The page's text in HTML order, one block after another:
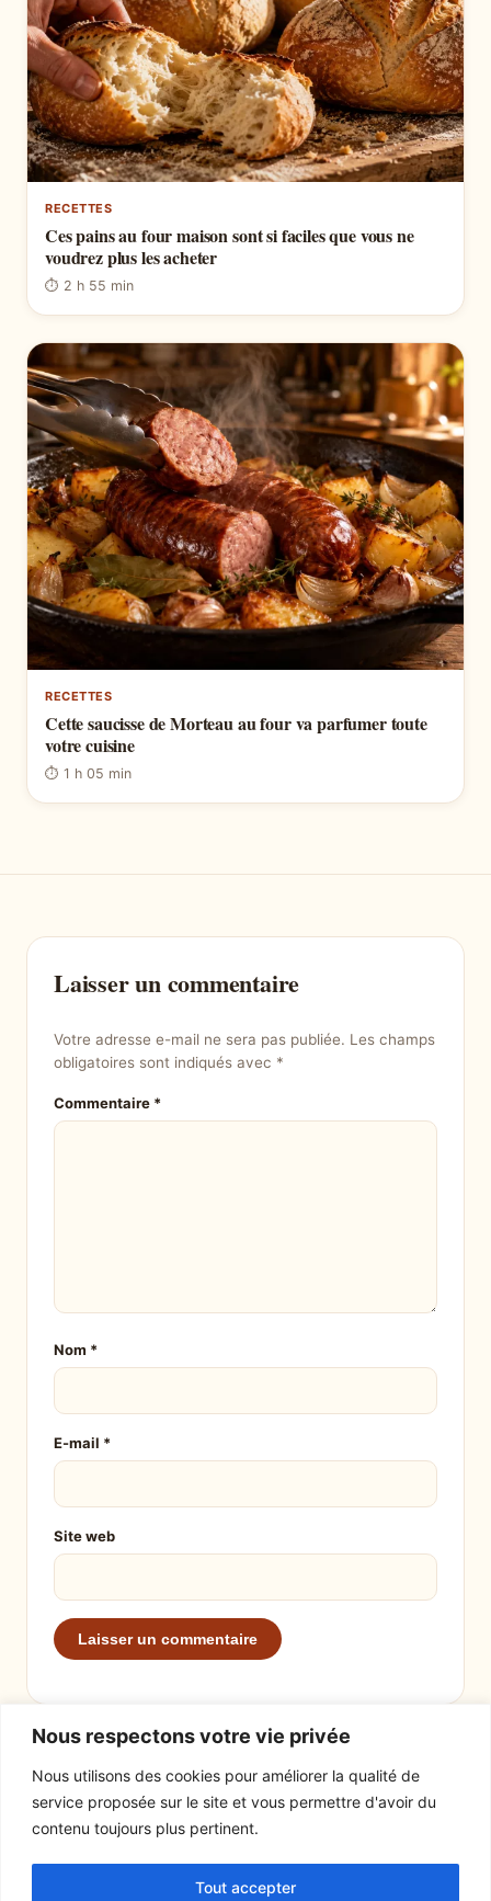
Nous respectons votre vie privée
Nous utilisons des cookies pour améliorer la qualité de
service proposée sur le site et vous permettre d'avoir du
contenu toujours plus pertinent.
Tout accepter
RECETTES
Ces pains au four maison sont si faciles que vous ne
voudrez plus les acheter
⏱ 2 h 55 min
RECETTES
Cette saucisse de Morteau au four va parfumer toute
votre cuisine
⏱ 1 h 05 min
Laisser un commentaire
Votre adresse e-mail ne sera pas publiée. Les champs
obligatoires sont indiqués avec *
Commentaire *
Nom *
E-mail *
Site web
Actualités